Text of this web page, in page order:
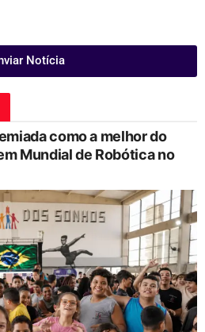
Notícia
como a melhor do
Mundial de Robótica no